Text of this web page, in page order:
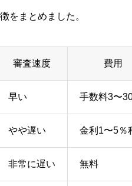
をまとめました。
審査速度 費用
早い 手数料3〜
やや遅い 金利1〜5％
非常に遅い 無料